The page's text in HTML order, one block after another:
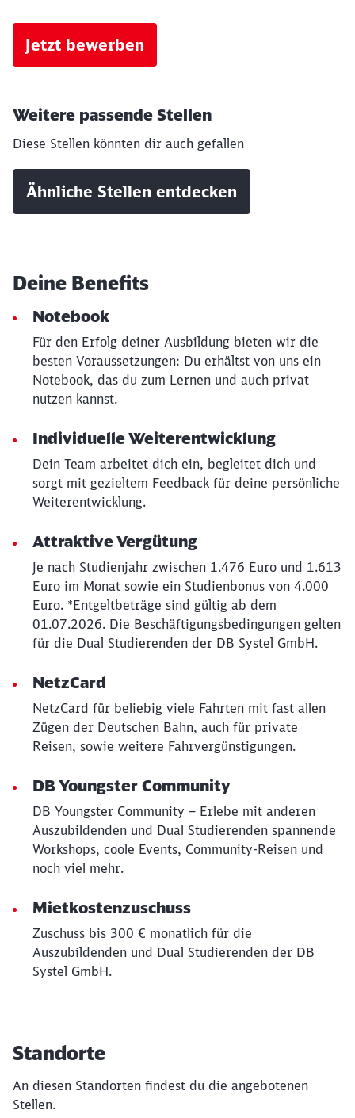
Jetzt bewerben
Weitere passende Stellen
Diese Stellen könnten dir auch gefallen
Ähnliche Stellen entdecken
Deine Benefits
Notebook
Für den Erfolg deiner Ausbildung bieten wir die
besten Voraussetzungen: Du erhältst von uns ein
Notebook, das du zum Lernen und auch privat
nutzen kannst.
Individuelle Weiterentwicklung
Dein Team arbeitet dich ein, begleitet dich und
sorgt mit gezieltem Feedback für deine persönliche
Weiterentwicklung.
Attraktive Vergütung
Je nach Studienjahr zwischen 1.476 Euro und 1.613
Euro im Monat sowie ein Studienbonus von 4.000
Euro. *Entgeltbeträge sind gültig ab dem
01.07.2026. Die Beschäftigungsbedingungen gelten
für die Dual Studierenden der DB Systel GmbH.
NetzCard
NetzCard für beliebig viele Fahrten mit fast allen
Zügen der Deutschen Bahn, auch für private
Reisen, sowie weitere Fahrvergünstigungen.
DB Youngster Community
DB Youngster Community – Erlebe mit anderen
Auszubildenden und Dual Studierenden spannende
Workshops, coole Events, Community-Reisen und
noch viel mehr.
Mietkostenzuschuss
Zuschuss bis 300 € monatlich für die
Auszubildenden und Dual Studierenden der DB
Systel GmbH.
Standorte
An diesen Standorten findest du die angebotenen
Stellen.